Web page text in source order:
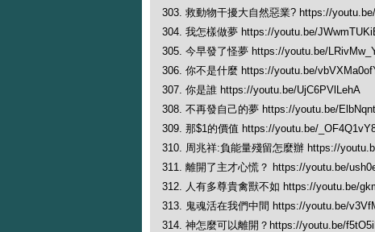
303. 救動物干擾大自然惡業? https://
304. 我怎樣做夢 https://youtu.be/
305. 今早發了怪夢 https://youtu.be/
306. 你不是什麼 https://youtu.be/
307. 你是誰 https://youtu.be/UjC6PVlLehA
308. 不再發自己的夢 https://youtu.be/
309. 那$1的價值 https://youtu.be/
310. 周兆祥:負能量殘留怎麼辦 https://
311. 離開了主才心慌？ https://youtu.be/
312. 人有多尊貴禽獸不如 https://youtu.be/
313. 鬼魂活在我們中間 https://youtu.be/
314. 神怎麼可以離開？https://youtu.be/